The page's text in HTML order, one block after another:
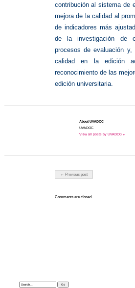
contribución al sistema de
mejora de la calidad al
de indicadores más
de la investigación de
procesos de evaluación
calidad en la edición
reconocimiento de las
edición universitaria.
About UVADOC
UVADOC
View all posts by UVADOC »
← Previous post
Comments are closed.
Search: